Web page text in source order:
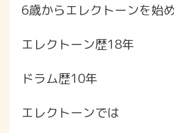
6歳からエレクトーンを始め
エレクトーン歴18年
ドラム歴10年
エレクトーンでは